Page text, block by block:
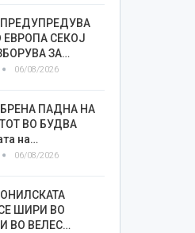
ЕВРОПА СЕКОЈ
ЗА…
06/08/2026
ПАДНА НА
ВО БУДВА
на…
06/08/2026
ШИРИ ВО
ВО ВЕЛЕС…